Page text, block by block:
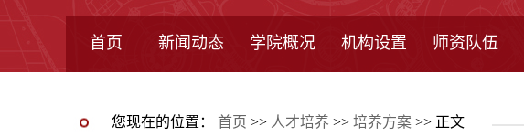
首页 新闻动态 学院概况 机构设置 师资队伍
您现在的位置： 首页 >> 人才培养 >> 培养方案 >> 正文